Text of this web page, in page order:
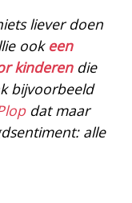
liever doen
ook een
kinderendie
bijvoorbeeld
dat maar
alle